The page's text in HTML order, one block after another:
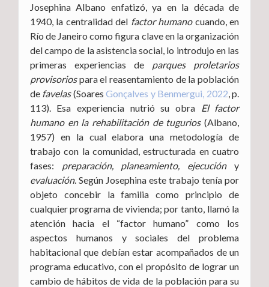
Josephina Albano enfatizó, ya en la década de
1940, la centralidad del factor humanocuando, en
Río de Janeiro como figura clave en la organización
del campo de la asistencia social, lo introdujo en las
primeras experiencias de parques proletarios
provisoriospara el reasentamiento de la población
de favelas(SoaresGonçalves y Benmergui, 2022, p.
113). Esa experiencia nutrió su obra El factor
humano en la rehabilitación de tugurios(Albano,
1957) en la cual elabora una metodología de
trabajo con la comunidad, estructurada en cuatro
fases: preparación, planeamiento, ejecucióny
evaluación. Según Josephina este trabajo tenía por
objeto concebir la familia como principio de
cualquier programa de vivienda; por tanto, llamó la
atención hacia el “factor humano” como los
aspectos humanos y sociales del problema
habitacional que debían estar acompañados de un
programa educativo, con el propósito de lograr un
cambio de hábitos de vida de la población para su